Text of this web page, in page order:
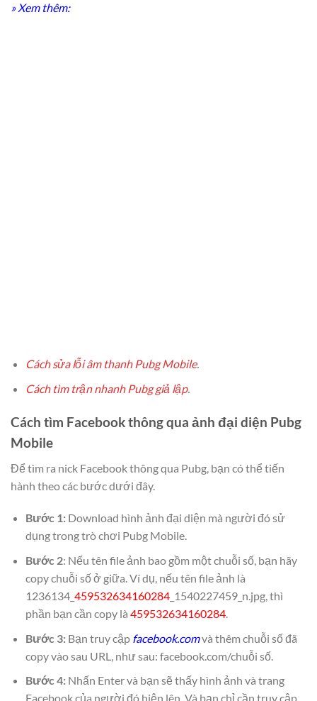
» Xem thêm:
Cách sửa lỗi âm thanh Pubg Mobile.
Cách tìm trận nhanh Pubg giả lập.
Cách tìm Facebook thông qua ảnh đại diện Pubg
Mobile
Để tìm ra nick Facebook thông qua Pubg, bạn có thể tiến
hành theo các bước dưới đây.
Bước 1:Download hình ảnh đại diện mà người đó sử
dụng trong trò chơi Pubg Mobile.
Bước 2: Nếu tên file ảnh bao gồm một chuỗi số, bạn hãy
copy chuỗi số ở giữa. Ví dụ, nếu tên file ảnh là
1236134_ 459532634160284_1540227459_n.jpg, thì
phần bạn cần copy là 459532634160284.
Bước 3:Bạn truy cập facebook.comvà thêm chuỗi số đã
copy vào sau URL, như sau: facebook.com/chuỗi số.
Bước 4:Nhấn Enter và bạn sẽ thấy hình ảnh và trang
Facebook của người đó hiện lên. Và bạn chỉ cần truy cập